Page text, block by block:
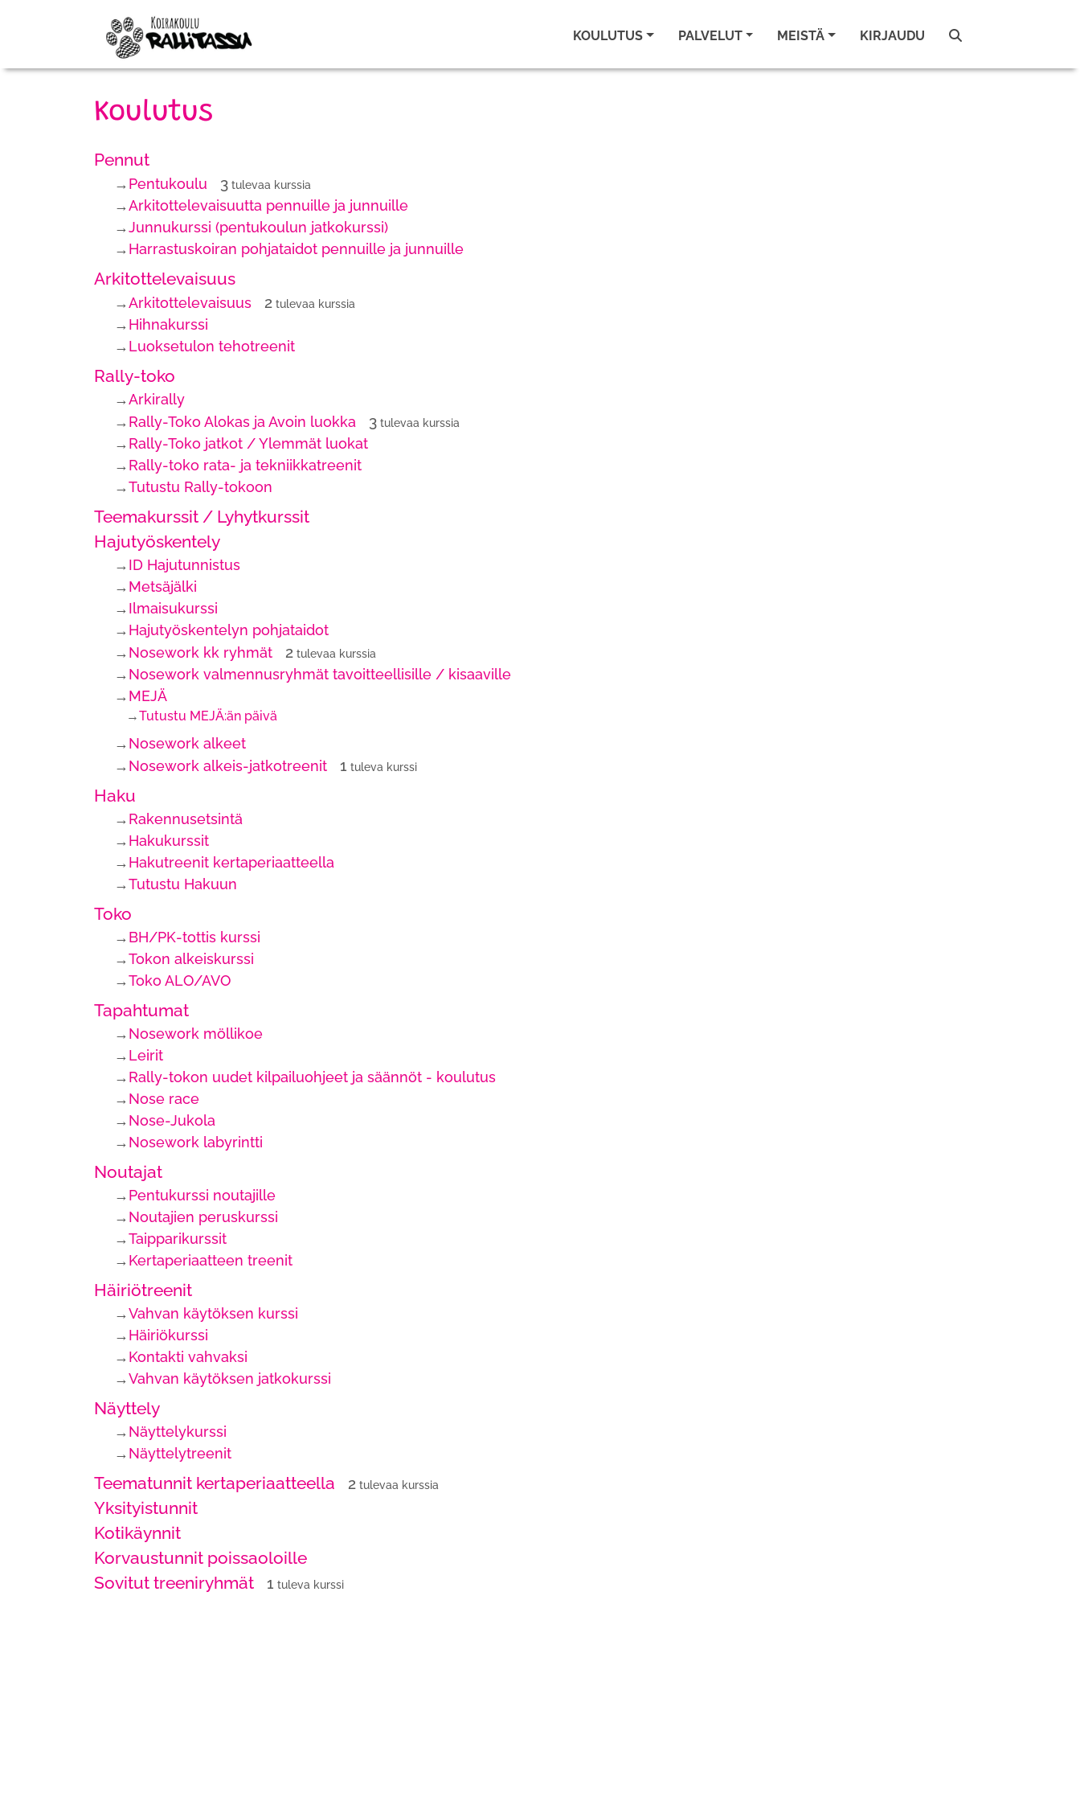
KOULUTUS PALVELUT MEISTÄ KIRJAUDU
Koulutus
Pennut
→Pentukoulu 3 tulevaa kurssia
→Arkitottelevaisuutta pennuille ja junnuille
→Junnukurssi (pentukoulun jatkokurssi)
→Harrastuskoiran pohjataidot pennuille ja junnuille
Arkitottelevaisuus
→Arkitottelevaisuus 2 tulevaa kurssia
→Hihnakurssi
→Luoksetulon tehotreenit
Rally-toko
→Arkirally
→Rally-Toko Alokas ja Avoin luokka 3 tulevaa kurssia
→Rally-Toko jatkot / Ylemmät luokat
→Rally-toko rata- ja tekniikkatreenit
→Tutustu Rally-tokoon
Teemakurssit / Lyhytkurssit
Hajutyöskentely
→ID Hajutunnistus
→Metsäjälki
→Ilmaisukurssi
→Hajutyöskentelyn pohjataidot
→Nosework kk ryhmät 2 tulevaa kurssia
→Nosework valmennusryhmät tavoitteellisille / kisaaville
→MEJÄ
→Tutustu MEJÄ:än päivä
→Nosework alkeet
→Nosework alkeis-jatkotreenit 1 tuleva kurssi
Haku
→Rakennusetsintä
→Hakukurssit
→Hakutreenit kertaperiaatteella
→Tutustu Hakuun
Toko
→BH/PK-tottis kurssi
→Tokon alkeiskurssi
→Toko ALO/AVO
Tapahtumat
→Nosework möllikoe
→Leirit
→Rally-tokon uudet kilpailuohjeet ja säännöt - koulutus
→Nose race
→Nose-Jukola
→Nosework labyrintti
Noutajat
→Pentukurssi noutajille
→Noutajien peruskurssi
→Taipparikurssit
→Kertaperiaatteen treenit
Häiriötreenit
→Vahvan käytöksen kurssi
→Häiriökurssi
→Kontakti vahvaksi
→Vahvan käytöksen jatkokurssi
Näyttely
→Näyttelykurssi
→Näyttelytreenit
Teematunnit kertaperiaatteella 2 tulevaa kurssia
Yksityistunnit
Kotikäynnit
Korvaustunnit poissaoloille
Sovitut treeniryhmät
1 tuleva kurssi